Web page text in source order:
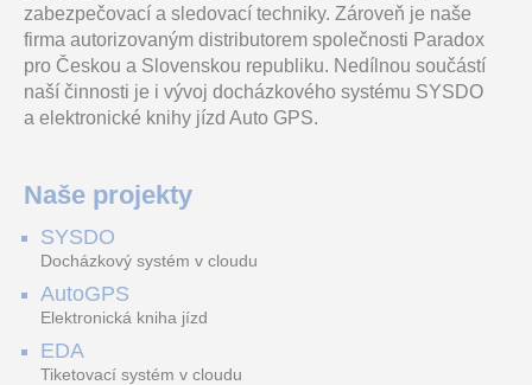
IPC-UFW3259T-ZAS-IL-27135
2.7-13.5mm (109-30st)/
WDR/ IR+white 60m/
SYSID-C10EM-LOGO
HmIP-HCU1 Smart Control Unit
Vysoce flexibilní řídicí
centrála inteligentní
BT09L
kontaktem v nerezovém
zabezpečovací a sledovací techniky. Zároveň je naše
firma autorizovaným distributorem společnosti Paradox
pro Českou a Slovenskou republiku. Nedílnou součástí
naší činnosti je i vývoj docházkového systému SYSDO
a elektronické knihy jízd Auto GPS.
Naše projekty
SYSDO
Docházkový systém v cloudu
AutoGPS
Elektronická kniha jízd
EDA
Tiketovací systém v cloudu